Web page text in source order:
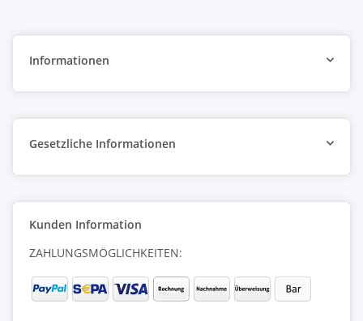
Informationen
Gesetzliche Informationen
Kunden Information
ZAHLUNGSMÖGLICHKEITEN: